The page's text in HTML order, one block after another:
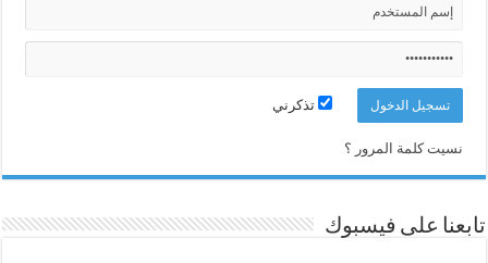
تذكرني
نسيت كلمة المرور ؟
تابعنا على فيسبوك